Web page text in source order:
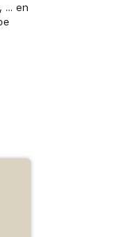
... en